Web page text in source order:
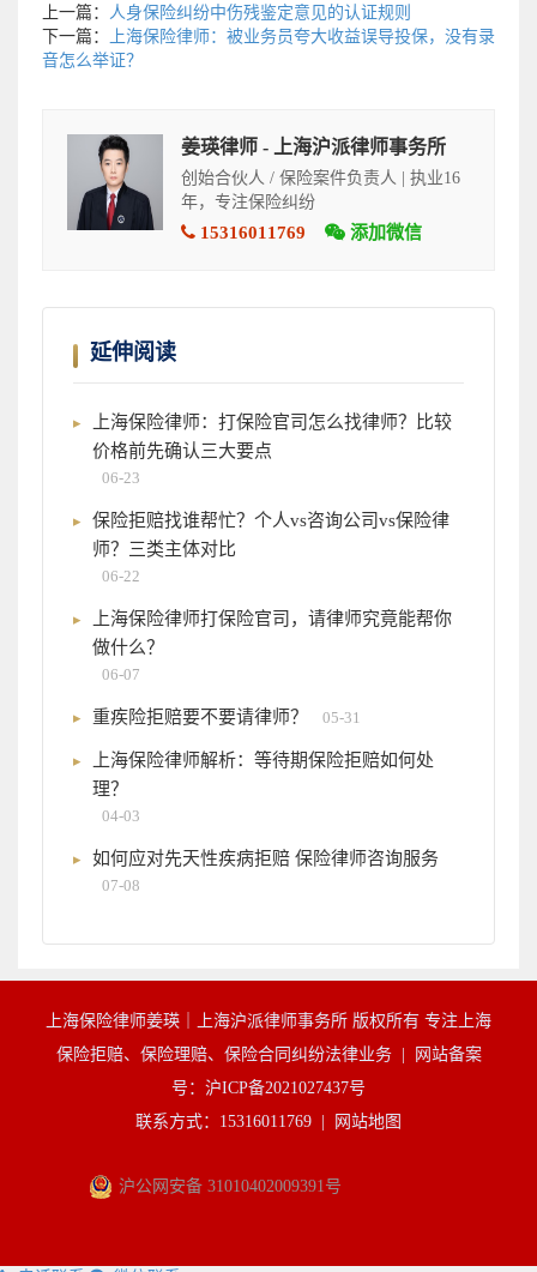
上一篇：
人身保险纠纷中伤残鉴定意见的认证规则
下一篇：
上海保险律师：被业务员夸大收益误导投保，没有录
音怎么举证？
姜瑛律师 - 上海沪派律师事务所
创始合伙人 / 保险案件负责人 | 执业16
年，专注保险纠纷
15316011769 添加微信
延伸阅读
上海保险律师：打保险官司怎么找律师？比较
价格前先确认三大要点
06-23
保险拒赔找谁帮忙？个人vs咨询公司vs保险律
师？三类主体对比
06-22
上海保险律师打保险官司，请律师究竟能帮你
做什么？
06-07
重疾险拒赔要不要请律师？ 05-31
上海保险律师解析：等待期保险拒赔如何处
理？
04-03
如何应对先天性疾病拒赔 保险律师咨询服务
07-08
上海保险律师姜瑛｜上海沪派律师事务所 版权所有 专注上海
保险拒赔、保险理赔、保险合同纠纷法律业务 |
网站备案
号：沪ICP备2021027437号
联系方式：15316011769 |
网站地图
沪公网安备 31010402009391号